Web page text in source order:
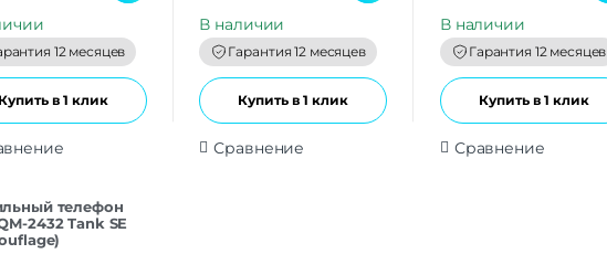
12 месяцев
Купить в 1 клик
В наличии
Гарантия 12 месяцев
Купить в 1 клик
Сравнение
o
В наличии
Гарантия 12 месяцев
Купить в 1 клик
Сравнение
телефон
2432 Tank SE